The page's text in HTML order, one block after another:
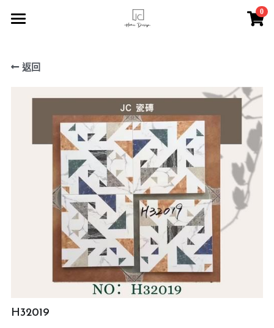
0
索取報價
JC瓷磚
服務介紹
FACEBOOK專頁
關於我們
聯絡我們
登錄 /註冊
預約度尺
返回
H32019
×
商品分類
所有商品分類